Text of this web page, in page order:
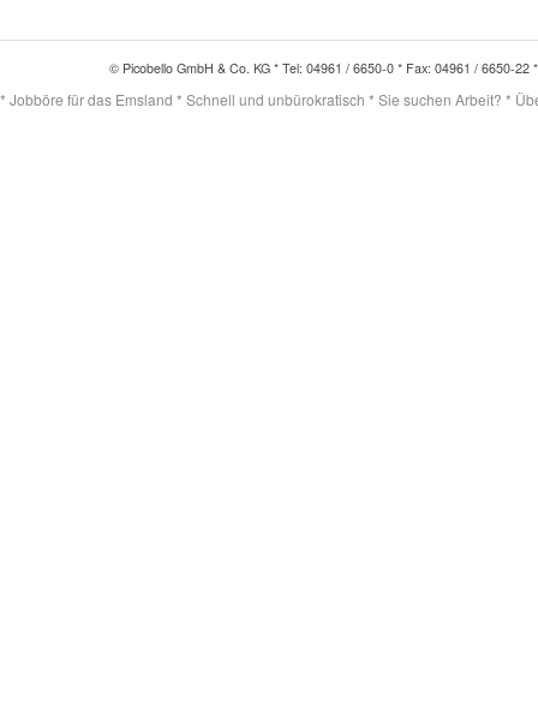
© Picobello GmbH & Co. KG * Tel: 04961 / 6650-0 * Fax: 04961 / 6650-22
* Jobböre für das Emsland * Schnell und unbürokratisch * Sie suchen Arbeit? *